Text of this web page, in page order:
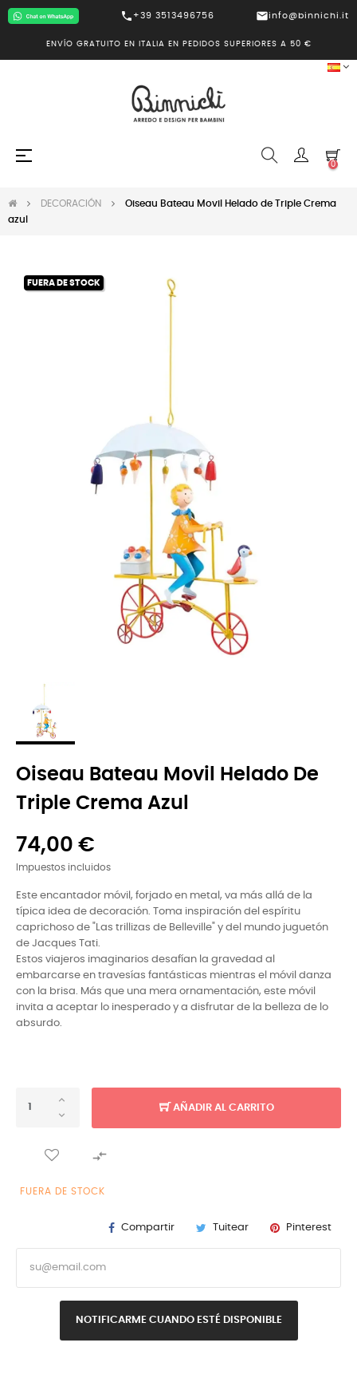
call +39 3513496756 mailinfo@binnichi.it
ENVÍO GRATUITO EN ITALIA EN PEDIDOS SUPERIORES A 50 €
Navegación
☰
0
DECORACIÓN
Oiseau Bateau Movil Helado de Triple Crema
azul
FUERA DE STOCK
Oiseau Bateau Movil Helado De
Triple Crema Azul
74,00 €
Impuestos incluidos
Este encantador móvil, forjado en metal, va más allá de la
típica idea de decoración. Toma inspiración del espíritu
caprichoso de "Las trillizas de Belleville" y del mundo juguetón
de Jacques Tati.
Estos viajeros imaginarios desafían la gravedad al
embarcarse en travesías fantásticas mientras el móvil danza
con la brisa. Más que una mera ornamentación, este móvil
invita a aceptar lo inesperado y a disfrutar de la belleza de lo
absurdo.
AÑADIR AL CARRITO

FUERA DE STOCK
Compartir Tuitear Pinterest
NOTIFICARME CUANDO ESTÉ DISPONIBLE